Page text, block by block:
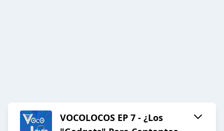
VOCOLOCOS EP 7 - ¿Los